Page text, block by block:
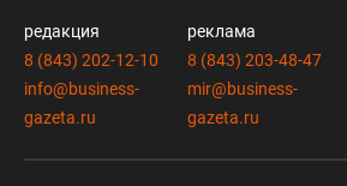
редакция
8 (843) 202-12-10
info@business-
gazeta.ru
реклама
8 (843) 203-48-47
mir@business-
gazeta.ru